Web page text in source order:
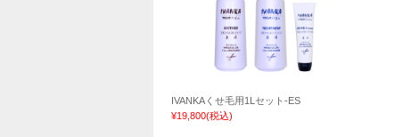
IVANKAくせ毛用1Lセット-ES
¥19,800(税込)